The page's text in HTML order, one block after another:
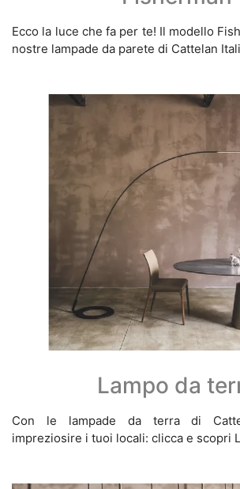
Ecco la luce che fa per te! Il modello
nostre lampade da parete di Cattelan
Lampo da
Con le lampade da terra di
impreziosire i tuoi locali: clicca e scopri